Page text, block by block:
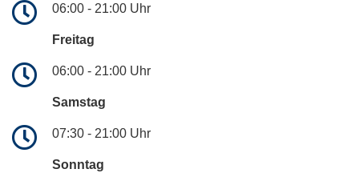
06:00 - 21:00 Uhr
Freitag
06:00 - 21:00 Uhr
Samstag
07:30 - 21:00 Uhr
Sonntag